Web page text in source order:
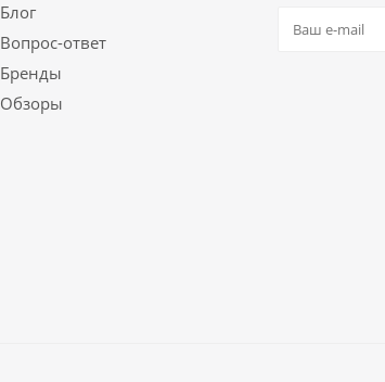
Блог
Вопрос-ответ
Бренды
Обзоры